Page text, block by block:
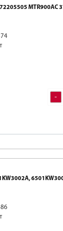
MTR900AC
-